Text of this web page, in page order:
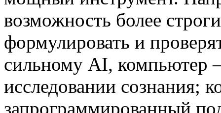
возможность более
формулировать и
сильному AI, компьютер
исследовании сознания;
запрограммированный